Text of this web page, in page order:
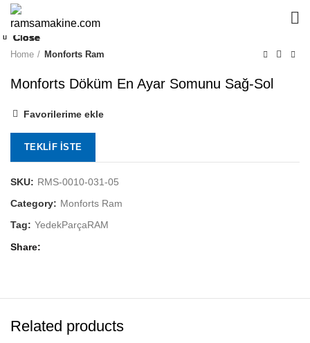
Home Monforts Ram
Monforts Döküm En Ayar Somunu Sağ-Sol
Favorilerime ekle
TEKLIF İSTE
SKU: RMS-0010-031-05
Category: Monforts Ram
Tag: YedekParçaRAM
Share
Related products
Close
Close
Close
Close
Close
Close
Close
Close